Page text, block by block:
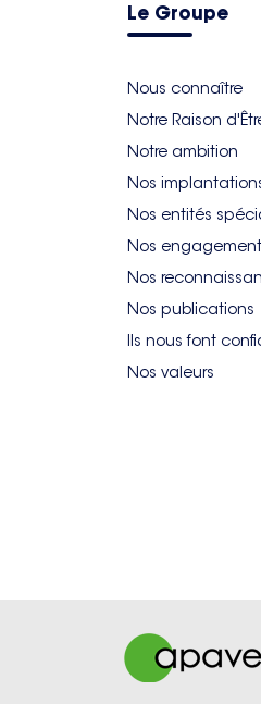
Le Groupe
Nous connaître
Notre Raison
Notre ambition
Nos
Nos entités
Nos
Nos
Nos publications
Ils nous font
Nos valeurs